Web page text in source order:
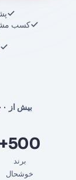
کسب
بیش از ۵۰۰ برند موفق تبلیغات خود را به ما سپرده‌اند
500+
برند
خوشحال